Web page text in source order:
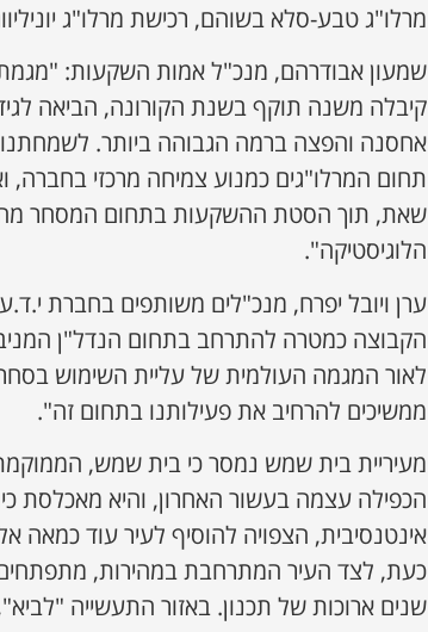
מרלו"ג טבע-סלא בשוהם, רכישת מרלו"ג
קיבלה משנה תוקף בשנת הקורונה, הביאה
אחסנה והפצה ברמה הגבוהה ביותר.
תחום המרלו"גים כמנוע צמיחה מרכזי בחברה,
שאת, תוך הסטת ההשקעות בתחום המסחר
הלוגיסטיקה".
ערן ויובל יפרח, מנכ"לים משותפים בחברת
הקבוצה כמטרה להתרחב בתחום הנדל"ן
לאור המגמה העולמית של עליית השימוש בסחר
ממשיכים להרחיב את פעילותנו בתחום זה".
מעיריית בית שמש נמסר כי בית שמש,
אינטנסיבית, הצפויה להוסיף לעיר עוד
כעת, לצד העיר המתרחבת במהירות,
שנים ארוכות של תכנון. באזור התעשייה